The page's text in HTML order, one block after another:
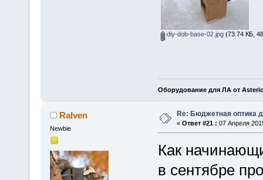
diy-dob-base-02.jpg(73.74 КБ,
Оборудование для ЛА от
RaIven
Newbie
Re: Бюджетная оптика
« Ответ #21 : 07 Апреля
Как
в сентябре